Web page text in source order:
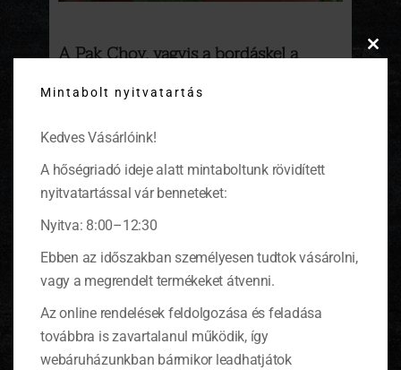
A Pak Choy, vagyis a bordáskel a
köszönhetően szép növénnyé fejlődött.
KOSÁR
0 ITEMS
Nincsenek termékek a kosárban.
Mintabolt nyitvatartás
Kedves Vásárlóink!
A hőségriadó ideje alatt mintaboltunk rövidített
nyitvatartással vár benneteket:
Nyitva: 8:00–12:30
Ebben az időszakban személyesen tudtok vásárolni,
vagy a megrendelt termékeket átvenni.
Az online rendelések feldolgozása és feladása
továbbra is zavartalanul működik, így
webáruházunkban bármikor leadhatjátok